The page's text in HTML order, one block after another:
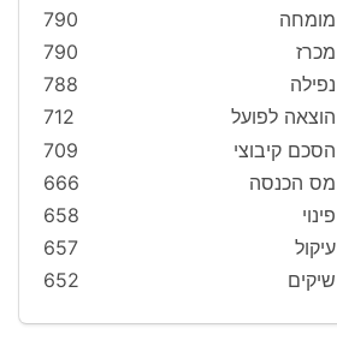
מומחה
790
מכרז
790
נפילה
788
הוצאה לפועל
712
הסכם קיבוצי
709
מס הכנסה
666
פינוי
658
עיקול
657
שיקים
652